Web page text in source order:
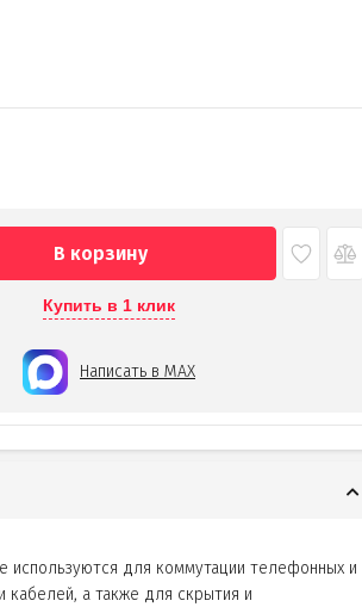
В корзину
Купить в 1 клик
Написать в MAX
используются для коммутации телефонных и
кабелей, а также для скрытия и